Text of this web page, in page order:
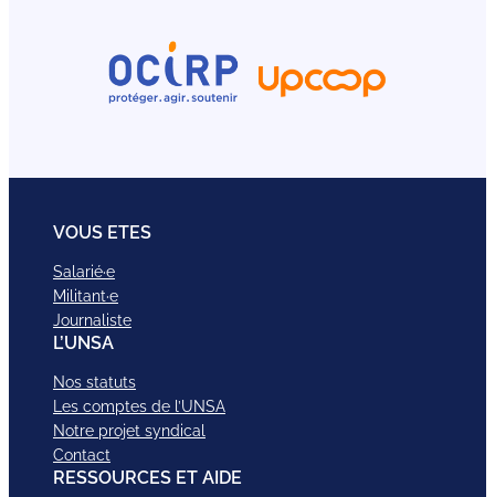
VOUS ETES
Salarié·e
Militant·e
Journaliste
L’UNSA
Nos statuts
Les comptes de l’UNSA
Notre projet syndical
Contact
RESSOURCES ET AIDE